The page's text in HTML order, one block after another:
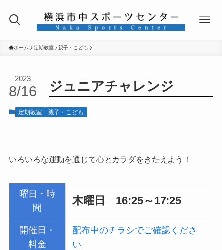
ホーム 定期教室 親子・こども
ジュニアチャレンジ
2023
8/16
定期教室 親子・こども
いろいろな運動を通じて心とカラダをきたえよう！
曜日・時
間
木曜日 16:25～17:25
開催日・
料金
配布中のチラシでご確認くださ
い